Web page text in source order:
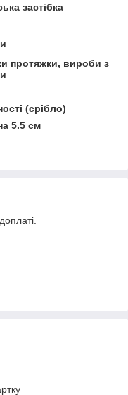
застібка
протяжки, вироби з
(срібло)
5.5 см